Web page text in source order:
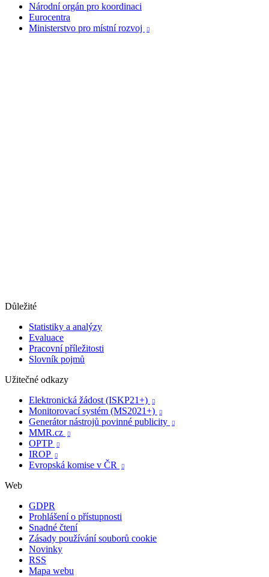
Národní orgán pro koordinaci
Eurocentra
Ministerstvo pro místní rozvoj

Důležité
Statistiky a analýzy
Evaluace
Pracovní příležitosti
Slovník pojmů
Užitečné odkazy
Elektronická žádost (ISKP21+)

Monitorovací systém (MS2021+) 
Generátor nástrojů povinné publicity 
MMR.cz 
OPTP 
IROP 
Evropská komise v ČR 
Web
GDPR
Prohlášení o přístupnosti
Snadné čtení
Zásady používání souborů cookie
Novinky
RSS
Mapa webu